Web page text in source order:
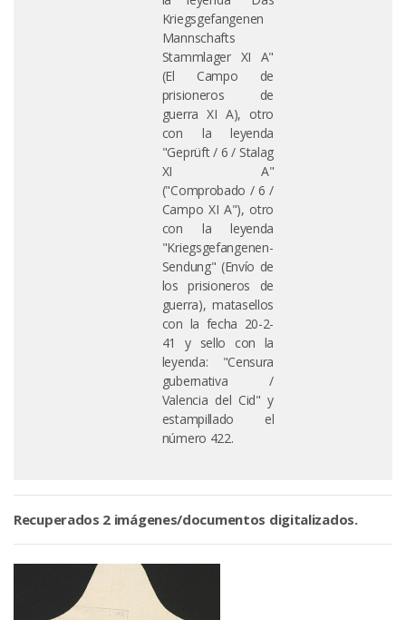
Kriegsgefangenen
Mannschafts
Stammlager XI A"
(El Campo de
prisioneros de
guerra XI A), otro
con la leyenda
"Geprüft / 6 / Stalag
XI A"
("Comprobado / 6 /
Campo XI A"), otro
con la leyenda
"Kriegsgefangenen-
Sendung" (Envío de
los prisioneros de
guerra), matasellos
con la fecha 20-2-
41 y sello con la
leyenda: "Censura
gubernativa /
Valencia del Cid" y
estampillado el
número 422.
Recuperados 2 imágenes/documentos digitalizados.